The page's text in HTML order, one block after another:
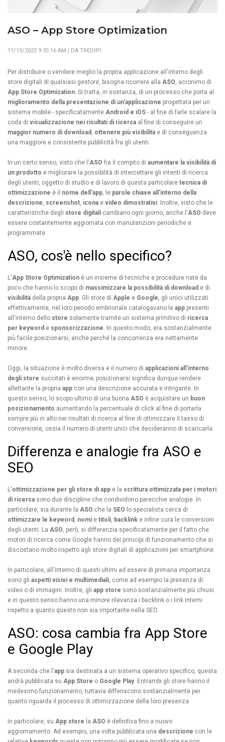
ASO – App Store Optimization
11/15/2022 9:35:16 AM | DA TREDIPI
Per distribuire o vendere meglio la propria applicazione all'interno degli
store digitali di qualsiasi gestore, bisogna ricorrere alla ASO , acronimo di
App Store Optimization . Si tratta, in sostanza, di un processo che porta al
miglioramento della presentazione di un'applicazione progettata per un
sistema mobile - specificatamente Android e iOS - al fine di farle scalare la
coda di visualizzazione nei risultati di ricerca al fine di conseguire un
maggior numero di download
ottenere più visibilità e di conseguenza
una maggiore e consistente pubblicità fra gli utenti.
In un certo senso, visto che l'ASO ha il compito di aumentare la visibilità di
un prodotto e migliorare la possibilità di intercettare gli intenti di ricerca
degli utenti, oggetto di studio e di lavoro di questa particolare tecnica di
ottimizzazione è il nome dell'app , le parole chiave all'interno della
descrizione screenshot icona e video dimostrativi . Inoltre, visto che le
caratteristiche degli store digitali cambiano ogni giorno, anche l'ASO deve
essere costantemente aggiornata con manutenzioni periodiche e
programmate.
ASO, cos'è nello specifico?
L'App Store Optimization è un insieme di tecniche e procedure nate da
poco che hanno lo scopo di massimizzare la possibilità di download e di
visibilità della propria App . Gli store di Apple e Google , gli unici utilizzati
effettivamente, nel loro periodo embrionale catalogavano le app presenti
all'interno dello store solamente tramite un sistema primitivo di ricerca
per keyword e sponsorizzazione . In questo modo, era sostanzialmente
più facile posizionarsi, anche perché la concorrenza era nettamente
minore.
Oggi, la situazione è molto diversa e il numero di applicazioni all'interno
degli store succitati è enorme; posizionarsi significa dunque rendere
allettante la propria app con una descrizione accurata e intrigante. In
questo senso, lo scopo ultimo di una buona ASO è acquistare un buon
posizionamento aumentando la percentuale di click al fine di portarla
sempre più in alto nei risultati di ricerca al fine di ottimizzare il tasso di
conversione, ossia il numero di utenti unici che decideranno di scaricarla.
Differenza e analogie fra ASO e
SEO
L'ottimizzazione per gli store di app e la scrittura ottimizzata per i motori
di ricerca sono due discipline che condividono parecchie analogie. In
particolare, sia durante la ASO che la SEO lo specialista cerca di
ottimizzare le keyword
nomi e titoli backlink e infine cura le conversioni
degli utenti. La ASO , però, si differenzia specificatamente per il fatto che
motori di ricerca come Google hanno dei prinicipi di funzionamento che si
discostano molto rispetto agli store digitali di applicazioni per smartphone.
In particolare, all'interno di questi ultimi ad essere di primaria importanza
sono gli aspetti visivi e multimediali , come ad esempio la presenza di
video o di immagini. Inoltre, gli app store sono sostanzialmente più chiusi
e in questo senso hanno una minore rilevanza i backlink o i link interni
rispetto a quanto questo non sia importante nella SEO.
ASO: cosa cambia fra App Store
e Google Play
A seconda che l'app sia destinata a un sistema operativo specifico, questa
andrà pubblicata su App Store o Google Play. Entrambi gli store hanno il
medesimo funzionamento, tuttavia differiscono sostanzialmente per
quanto riguarda il processo di ottimizzazione della loro presenza.
In particolare, su App store la ASO è definitiva fino a nuovo
aggiornamento. Ad esempio, una volta pubblicata una descrizione con le